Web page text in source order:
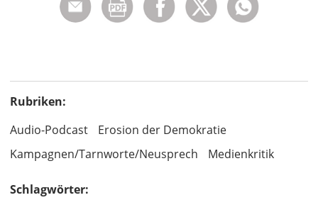
Rubriken:
Audio-Podcast
Erosion der Demokratie
Kampagnen/Tarnworte/Neusprech
Medienkritik
Schlagwörter: